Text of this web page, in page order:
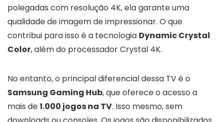
polegadas com resolução 4K, ela garante uma
qualidade de imagem de impressionar. O que
contribui para isso é a tecnologia Dynamic Crystal
Color, além do processador Crystal 4K.
No entanto, o principal diferencial dessa TV é o
Samsung Gaming Hub, que oferece o acesso a
mais de1.000 jogos na TV. Isso mesmo, sem